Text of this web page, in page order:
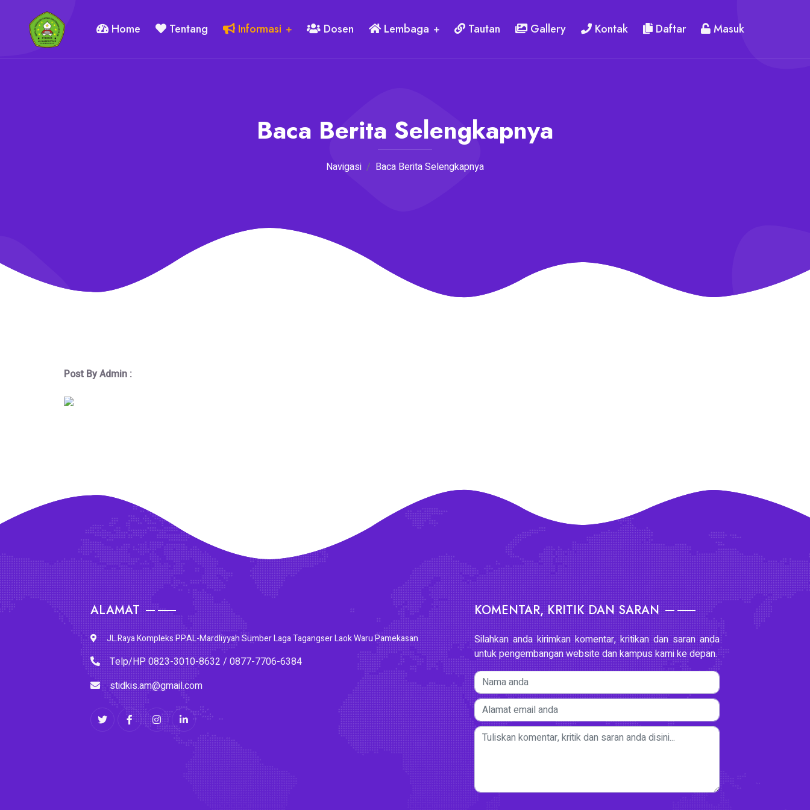
Home Tentang Informasi Dosen Lembaga Tautan Gallery Kontak Daftar Masuk
Baca Berita Selengkapnya
Navigasi Baca Berita Selengkapnya
Post By Admin :
ALAMAT
JL.Raya Kompleks PP.AL-Mardliyyah Sumber Laga Tagangser Laok Waru Pamekasan
Telp/HP 0823-3010-8632 / 0877-7706-6384
stidkis.am@gmail.com
KOMENTAR, KRITIK DAN SARAN
Silahkan anda kirimkan komentar, kritikan dan saran anda
untuk pengembangan website dan kampus kami ke depan.